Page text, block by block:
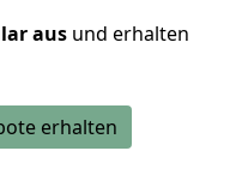
aus und erhalten
erhalten